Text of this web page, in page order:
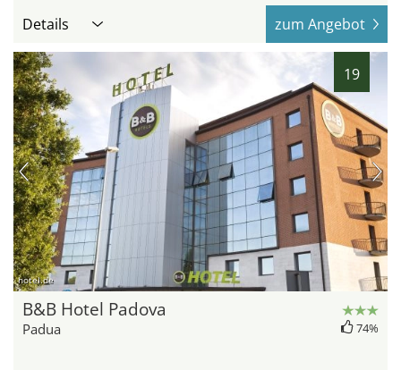
Details zum Angebot
19
hotel.de
B&B Hotel Padova
Padua 74%